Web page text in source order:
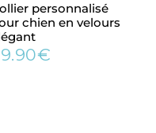
personnalisé
chien en velours